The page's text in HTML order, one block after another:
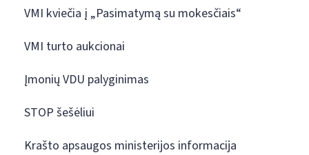
VMI kviečia į „Pasimatymą su mokesčiais“
VMI turto aukcionai
Įmonių VDU palyginimas
STOP šešėliui
Krašto apsaugos ministerijos informacija